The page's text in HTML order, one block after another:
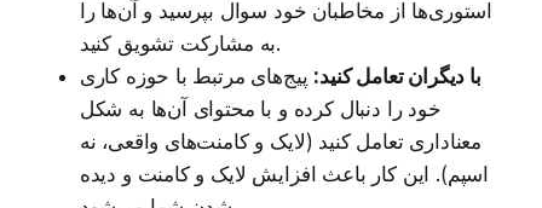
استوری‌ها از مخاطبان خود سوال بپرسید و آن‌ها را
به مشارکت تشویق کنید.
با دیگران تعامل کنید: پیج‌های مرتبط با حوزه کاری
خود را دنبال کرده و با محتوای آن‌ها به شکل
معناداری تعامل کنید (لایک و کامنت‌های واقعی، نه
اسپم). این کار باعث افزایش لایک و کامنت و دیده